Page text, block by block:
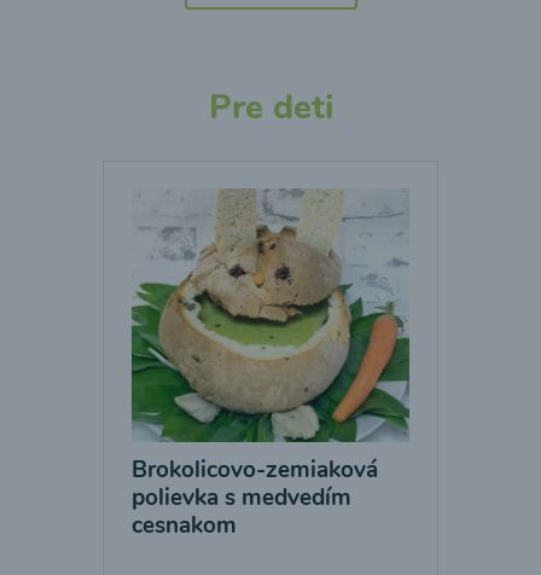
Pre deti
Brokolicovo-zemiaková
polievka s medvedím
cesnakom